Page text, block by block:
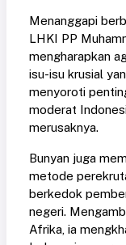
Menanggapi
LHKI PP
mengharapkan
isu-isu krusial
menyoroti
moderat
merusaknya.
Bunyan juga
metode
berkedok
negeri.
Afrika, ia